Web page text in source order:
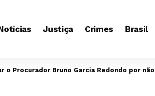
Justiça Crimes Brasil
o Procurador Bruno Garcia Redondo por